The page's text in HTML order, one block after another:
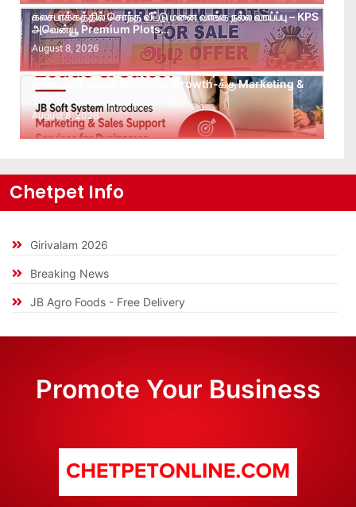
கலசபாக்கத்தில் சொந்த வீட்டு மனை வாங்க நல்ல வாய்ப்பு – KPS
அவென்யூ Premium Plots…
August 8, 2026
Leads கிடைக்கவில்லையா? Follow-up செய்ய Team
இல்லையா? உங்கள் Business Growth-க்கு Marketing &
Sales…
August 8, 2026
Chetpet Info
Girivalam 2026
Breaking News
JB Agro Foods - Free Delivery
Promote Your Business